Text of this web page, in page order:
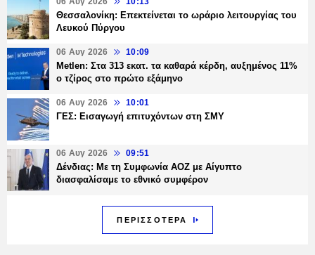
Θεσσαλονίκη: Επεκτείνεται το ωράριο λειτουργίας του
Λευκού Πύργου
06 Αυγ 2026 10:09
Metlen: Στα 313 εκατ. τα καθαρά κέρδη, αυξημένος 11%
ο τζίρος στο πρώτο εξάμηνο
06 Αυγ 2026 10:01
ΓΕΣ: Εισαγωγή επιτυχόντων στη ΣΜΥ
06 Αυγ 2026 09:51
Δένδιας: Με τη Συμφωνία ΑΟΖ με Αίγυπτο
διασφαλίσαμε το εθνικό συμφέρον
ΠΕΡΙΣΣΟΤΕΡΑ